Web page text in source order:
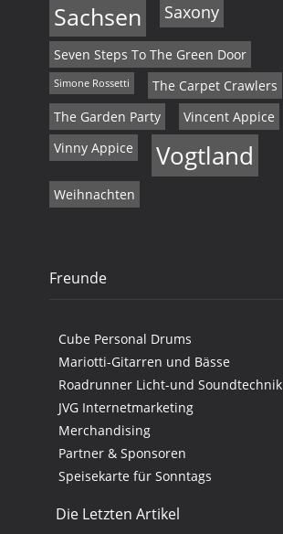
Sachsen Saxony
Seven Steps To The Green Door
Simone Rossetti
The Carpet Crawlers
The Garden Party
Vincent Appice
Vinny Appice
Vogtland
Weihnachten
Freunde
Cube Personal Drums
Mariotti-Gitarren und Bässe
Roadrunner Licht-und Soundtechnik
JVG Internetmarketing
Merchandising
Partner & Sponsoren
Speisekarte für Sonntags
Die Letzten Artikel